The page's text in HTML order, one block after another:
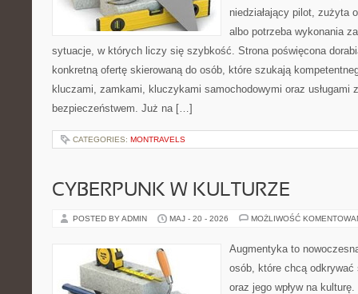
niedziałający pilot, zużyta
albo potrzeba wykonania
sytuacje, w których liczy się szybkość. Strona poświęcona
konkretną ofertę skierowaną do osób, które szukają
kluczami, zamkami, kluczykami samochodowymi oraz usługami
bezpieczeństwem. Już na […]
CATEGORIES: MONTRAVELS
CYBERPUNK W KULTURZE
POSTED BY ADMIN MAJ - 20 - 2026 MOŻLIWOŚĆ
Augmentyka to
osób, które chcą odkrywać
oraz jego wpływ na